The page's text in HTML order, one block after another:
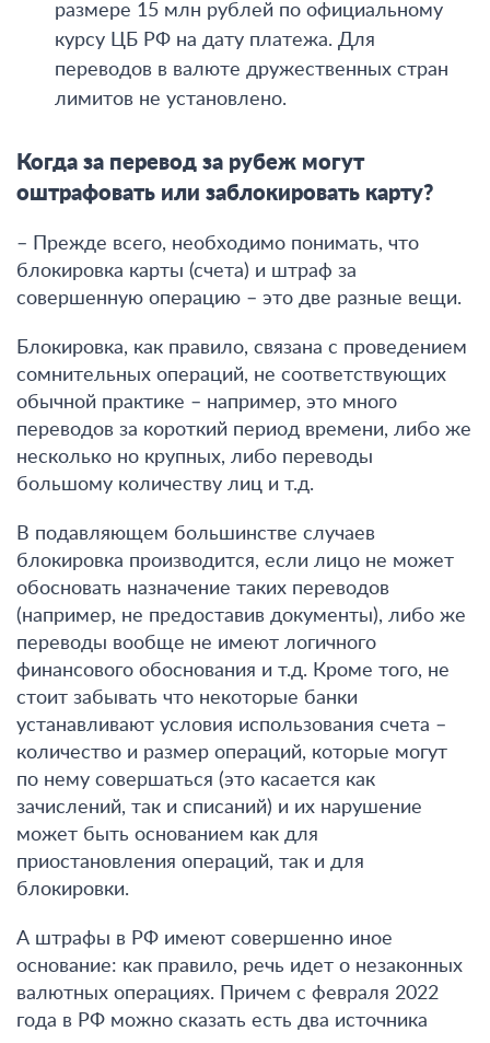
размере 15 млн рублей по официальному
курсу ЦБ РФ на дату платежа. Для
переводов в валюте дружественных стран
лимитов не установлено.
Когда за перевод за рубеж могут
оштрафовать или заблокировать карту?
– Прежде всего, необходимо понимать, что
блокировка карты (счета) и штраф за
совершенную операцию – это две разные вещи.
Блокировка, как правило, связана с проведением
сомнительных операций, не соответствующих
обычной практике – например, это много
переводов за короткий период времени, либо же
несколько но крупных, либо переводы
большому количеству лиц и т.д.
В подавляющем большинстве случаев
блокировка производится, если лицо не может
обосновать назначение таких переводов
(например, не предоставив документы), либо же
переводы вообще не имеют логичного
финансового обоснования и т.д. Кроме того, не
стоит забывать что некоторые банки
устанавливают условия использования счета –
количество и размер операций, которые могут
по нему совершаться (это касается как
зачислений, так и списаний) и их нарушение
может быть основанием как для
приостановления операций, так и для
блокировки.
А штрафы в РФ имеют совершенно иное
основание: как правило, речь идет о незаконных
валютных операциях. Причем с февраля 2022
года в РФ можно сказать есть два источника